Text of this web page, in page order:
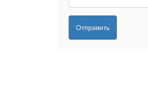
Отправить